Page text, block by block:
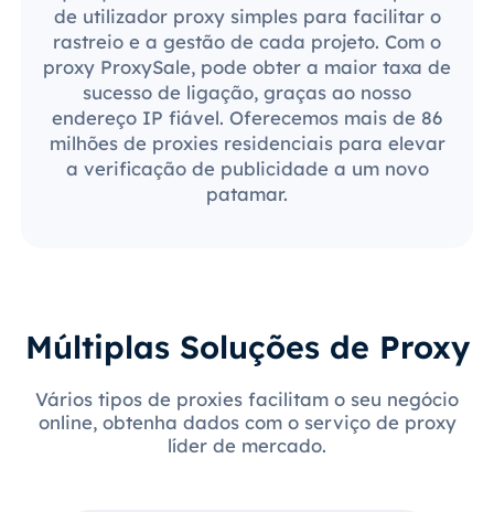
de utilizador proxy simples para facilitar o
rastreio e a gestão de cada projeto. Com o
proxy ProxySale, pode obter a maior taxa de
sucesso de ligação, graças ao nosso
endereço IP fiável. Oferecemos mais de 86
milhões de proxies residenciais para elevar
a verificação de publicidade a um novo
patamar.
Múltiplas Soluções de Proxy
Vários tipos de proxies facilitam o seu negócio
online, obtenha dados com o serviço de proxy
líder de mercado.